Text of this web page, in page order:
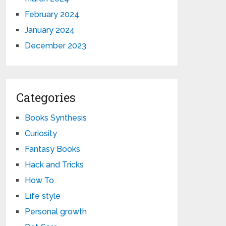
February 2024
January 2024
December 2023
Categories
Books Synthesis
Curiosity
Fantasy Books
Hack and Tricks
How To
Life style
Personal growth